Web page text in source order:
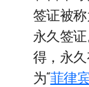
签证被称
永久签
得，永
为“ 菲律